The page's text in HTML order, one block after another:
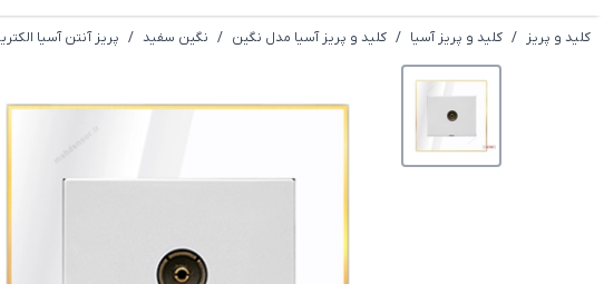
کلید و پریز / کلید و پریز آسیا / کلید و پریز آسیا مدل نگین / نگین سفید / پریز آنتن آسیا